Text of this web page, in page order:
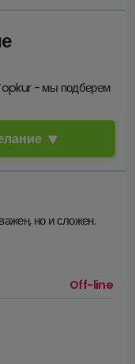
- мы подберем
но и сложен.
Off-line